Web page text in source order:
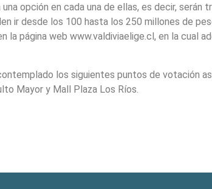
opción en cada una de ellas, es decir, serán
ir desde los 100 hasta los 250 millones de
la página web www.valdiviaelige.cl, en la cual
los siguientes puntos de votación
Mayor y Mall Plaza Los Ríos.